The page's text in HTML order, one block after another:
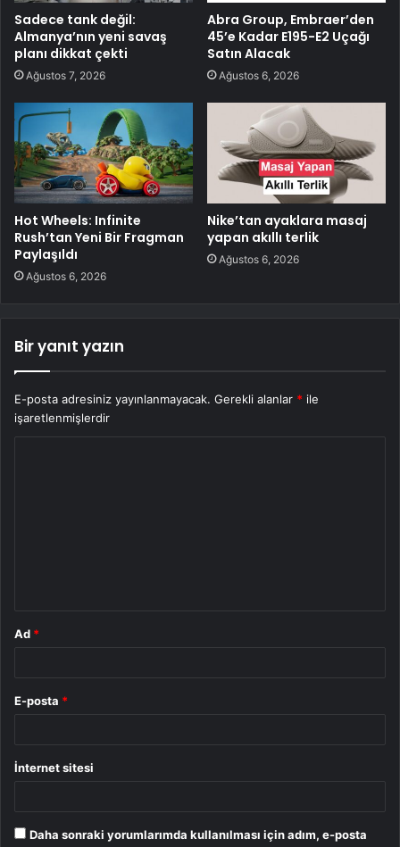
Sadece tank değil:
Almanya’nın yeni savaş
planı dikkat çekti
Ağustos 7, 2026
Abra Group, Embraer’den
45’e Kadar E195-E2 Uçağı
Satın Alacak
Ağustos 6, 2026
Hot Wheels: Infinite
Rush’tan Yeni Bir Fragman
Paylaşıldı
Ağustos 6, 2026
Nike’tan ayaklara masaj
yapan akıllı terlik
Ağustos 6, 2026
Bir yanıt yazın
E-posta adresiniz yayınlanmayacak. Gerekli alanlar * ile
işaretlenmişlerdir
Ad *
E-posta *
İnternet sitesi
Daha sonraki yorumlarımda kullanılması için adım, e-posta